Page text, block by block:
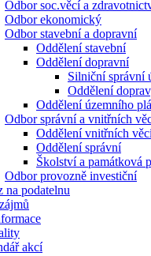
Odbor soc.věcí a
Odbor ekonomický
Odbor stavební a dopravní
Oddělení stavební
Oddělení dopravní
Silniční správní
Oddělení
Oddělení územního
Odbor správní a vnitřních
Oddělení vnitřních
Oddělení správní
Školství a památková
Odbor provozně investiční
na podatelnu
akcí